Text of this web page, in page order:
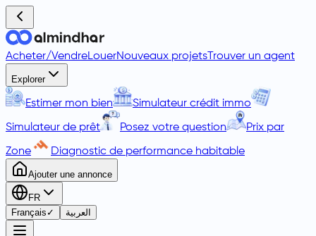
Acheter/VendreLouerNouveaux projets Trouver un agent
Explorer
Estimer mon bien Simulateur crédit immo
Simulateur de prêt Posez votre question Prix par
Zone Diagnostic de performance habitable
Ajouter une annonce
FR
Français ✓ العربية